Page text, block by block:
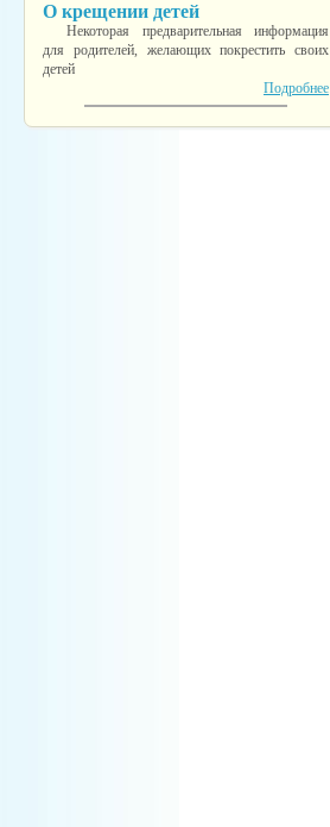
О крещении детей
Некоторая предварительная информация
для родителей, желающих покрестить своих
детей
Подробнее